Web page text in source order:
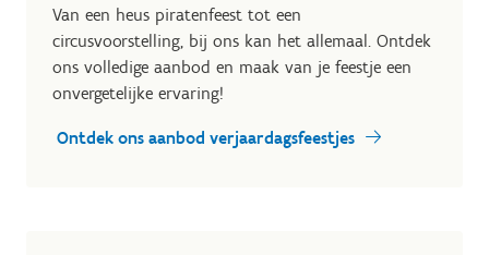
Van een heus piratenfeest tot een
circusvoorstelling, bij ons kan het allemaal. Ontdek
ons volledige aanbod en maak van je feestje een
onvergetelijke ervaring!
Ontdek ons aanbod verjaardagsfeestjes